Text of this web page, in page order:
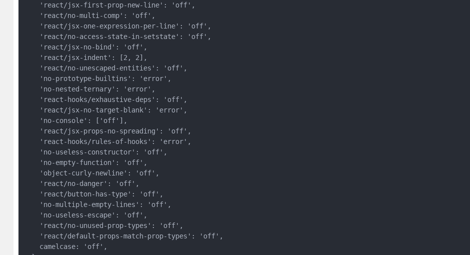
    'react/jsx-first-prop-new-line': 'off',
    'react/no-multi-comp': 'off',
    'react/jsx-one-expression-per-line': 'off',
    'react/no-access-state-in-setstate': 'off',
    'react/jsx-no-bind': 'off',
    'react/jsx-indent': [2, 2],
    'react/no-unescaped-entities': 'off',
    'no-prototype-builtins': 'error',
    'no-nested-ternary': 'error',
    'react-hooks/exhaustive-deps': 'off',
    'react/jsx-no-target-blank': 'error',
    'no-console': ['off'],
    'react/jsx-props-no-spreading': 'off',
    'react-hooks/rules-of-hooks': 'error',
    'no-useless-constructor': 'off',
    'no-empty-function': 'off',
    'object-curly-newline': 'off',
    'react/no-danger': 'off',
    'react/button-has-type': 'off',
    'no-multiple-empty-lines': 'off',
    'no-useless-escape': 'off',
    'react/no-unused-prop-types': 'off',
    'react/default-props-match-prop-types': 'off',
    camelcase: 'off',